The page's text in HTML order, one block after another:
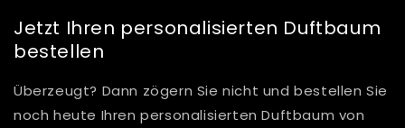
Jetzt Ihren personalisierten Duftbaum
bestellen
Überzeugt? Dann zögern Sie nicht und bestellen Sie
noch heute Ihren personalisierten Duftbaum von